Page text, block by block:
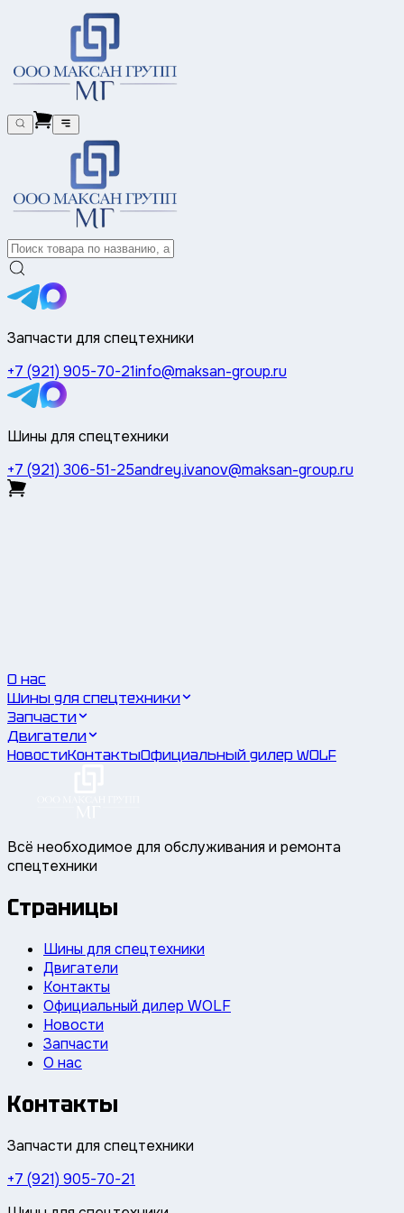
Запчасти для спецтехники
+7 (921) 905-70-21info@maksan-group.ru
Шины для спецтехники
+7 (921) 306-51-25andrey.ivanov@maksan-group.ru
О нас
Шины для спецтехники
Запчасти
Двигатели
НовостиКонтактыОфициальный дилер WOLF
Всё необходимое для обслуживания и ремонта
спецтехники
Страницы
Шины для спецтехники
Двигатели
Контакты
Официальный дилер WOLF
Новости
Запчасти
О нас
Контакты
Запчасти для спецтехники
+7 (921) 905-70-21